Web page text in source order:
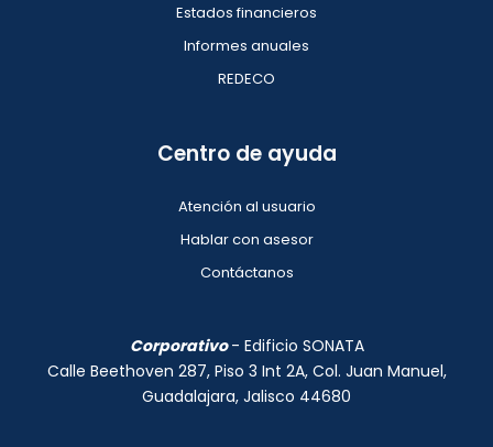
Estados financieros
Informes anuales
REDECO
Centro de ayuda
Atención al usuario
Hablar con asesor
Contáctanos
Corporativo- Edificio SONATA
Calle Beethoven 287, Piso 3 Int 2A, Col. Juan Manuel,
Guadalajara, Jalisco 44680